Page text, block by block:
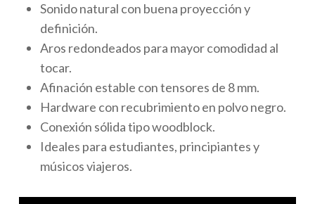
Sonido natural con buena proyección y
definición.
Aros redondeados para mayor comodidad al
tocar.
Afinación estable con tensores de 8 mm.
Hardware con recubrimiento en polvo negro.
Conexión sólida tipo woodblock.
Ideales para estudiantes, principiantes y
músicos viajeros.